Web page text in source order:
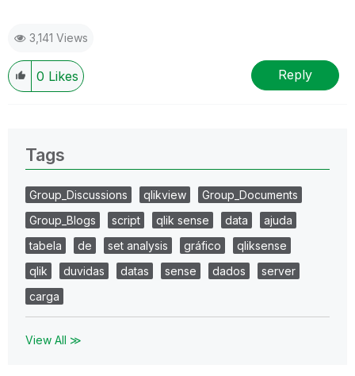
3,141 Views
0 Likes Reply
Tags
Group_Discussions qlikview
Group_Documents
Group_Blogs
script qlik sense data
ajuda
tabela
de set analysis gráfico
qliksense
qlik
duvidas datas sense dados
server
carga
View All ≫